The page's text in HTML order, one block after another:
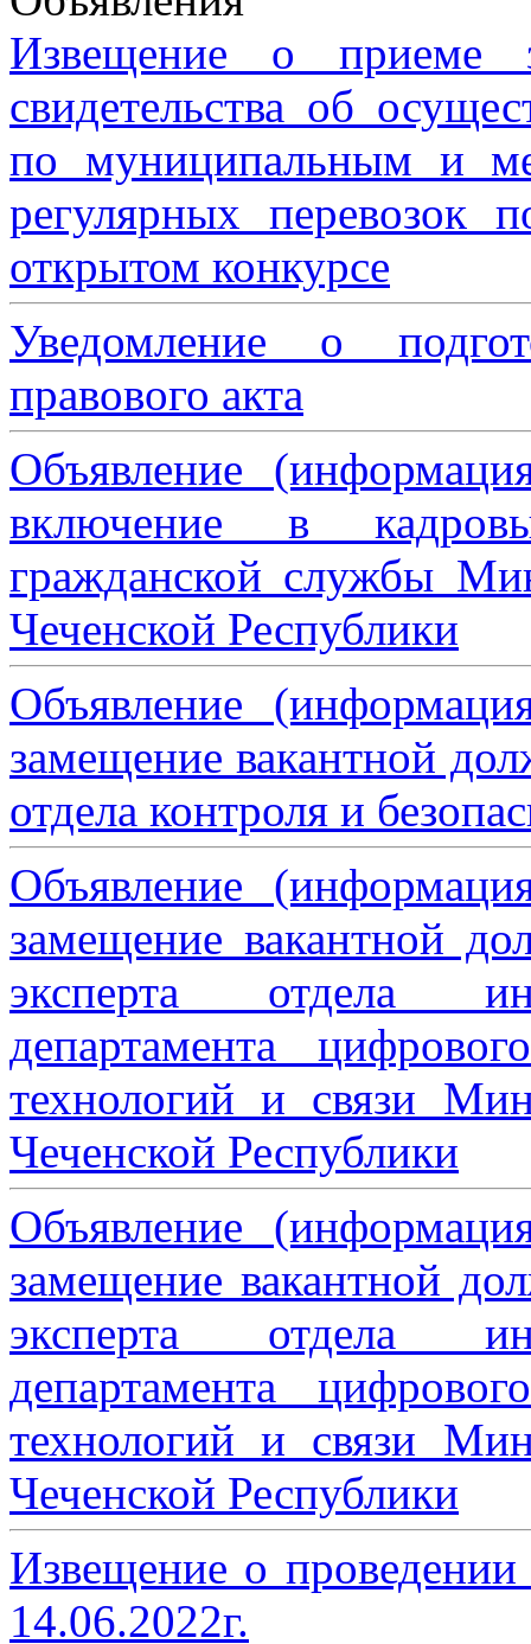
Извещение о приеме
свидетельства об
по муниципальным и
регулярных перевозок
открытом конкурсе
Уведомление о
правового акта
Объявление
включение в
гражданской службы
Чеченской Республики
Объявление
замещение вакантной
отдела контроля и
Объявление
замещение вакантной
эксперта отдела
департамента
технологий и связи
Чеченской Республики
Объявление
замещение вакантной
эксперта отдела
департамента
технологий и связи
Чеченской Республики
Извещение о
14.06.2022г.